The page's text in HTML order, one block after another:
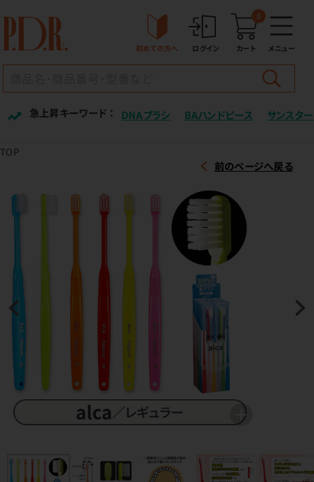
初めての方へ ログイン カート
0
メニュー
急上昇キーワード ： DNAブラシ BAハンドピース サンスター
TOP
前のページへ戻る